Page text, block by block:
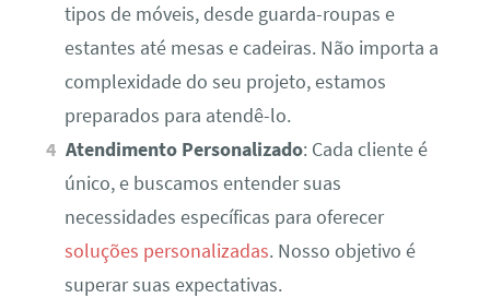
tipos de móveis, desde guarda-roupas e
estantes até mesas e cadeiras. Não importa a
complexidade do seu projeto, estamos
preparados para atendê-lo.
Atendimento Personalizado: Cada cliente é
único, e buscamos entender suas
necessidades específicas para oferecer
soluções personalizadas. Nosso objetivo é
superar suas expectativas.